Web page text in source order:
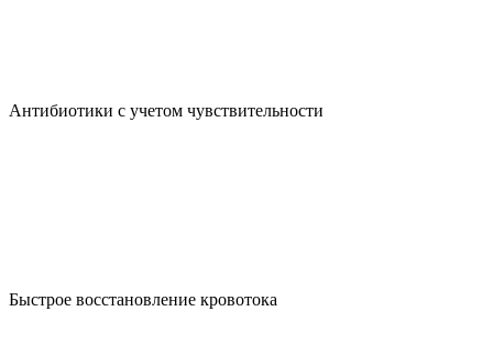
Антибиотики с учетом чувствительности
Быстрое восстановление кровотока